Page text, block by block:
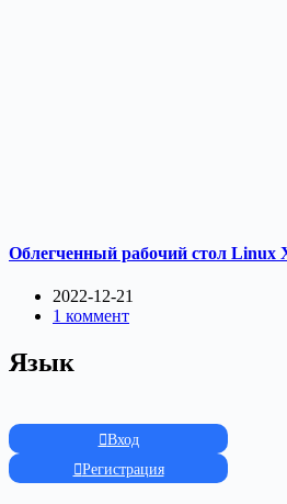
Облегченный рабочий стол Linux
2022-12-21
1 коммент
Язык
Вход
Регистрация